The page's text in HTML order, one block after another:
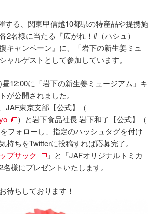
する、関東甲信越10都県の特産品や提携施
2名様に当たる『広がれ！#（ハシュ）
キャンペーン』に、「岩下の新生姜ミュ
ャルゲストとして参加しています。
12:00に「岩下の新生姜ミュージアム」キ
が公開されました。
JAF東京支部【公式】（
）と岩下食品社長 岩下和了【公式】（
フォローし、指定のハッシュタグを付け
持ちをTwitterに投稿すれば応募完了。
プサック
」と「JAFオリジナルトミカ
様にプレゼントいたします。
待ちしております！